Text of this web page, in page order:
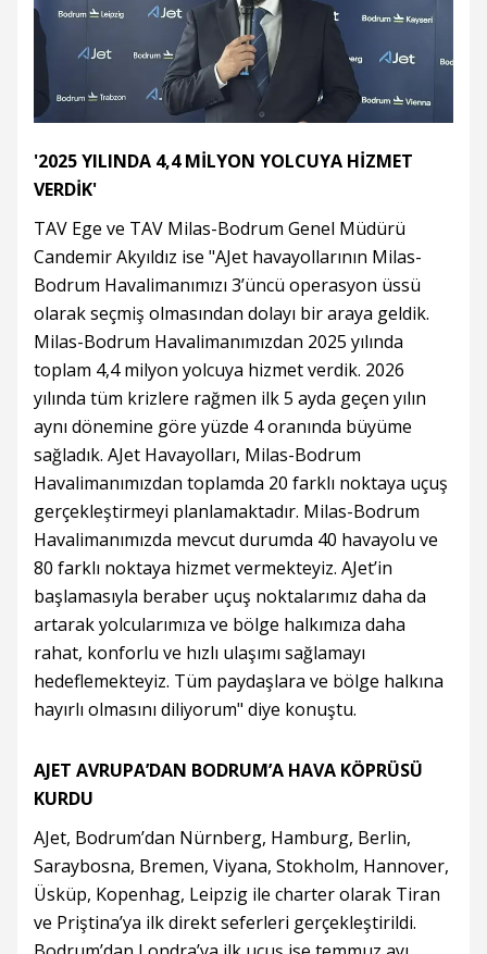
'2025 YILINDA 4,4 MİLYON YOLCUYA HİZMET
VERDİK'
TAV Ege ve TAV Milas-Bodrum Genel Müdürü
Candemir Akyıldız ise "AJet havayollarının Milas-
Bodrum Havalimanımızı 3’üncü operasyon üssü
olarak seçmiş olmasından dolayı bir araya geldik.
Milas-Bodrum Havalimanımızdan 2025 yılında
toplam 4,4 milyon yolcuya hizmet verdik. 2026
yılında tüm krizlere rağmen ilk 5 ayda geçen yılın
aynı dönemine göre yüzde 4 oranında büyüme
sağladık. AJet Havayolları, Milas-Bodrum
Havalimanımızdan toplamda 20 farklı noktaya uçuş
gerçekleştirmeyi planlamaktadır. Milas-Bodrum
Havalimanımızda mevcut durumda 40 havayolu ve
80 farklı noktaya hizmet vermekteyiz. AJet’in
başlamasıyla beraber uçuş noktalarımız daha da
artarak yolcularımıza ve bölge halkımıza daha
rahat, konforlu ve hızlı ulaşımı sağlamayı
hedeflemekteyiz. Tüm paydaşlara ve bölge halkına
hayırlı olmasını diliyorum" diye konuştu.
AJET AVRUPA’DAN BODRUM’A HAVA KÖPRÜSÜ
KURDU
AJet, Bodrum’dan Nürnberg, Hamburg, Berlin,
Saraybosna, Bremen, Viyana, Stokholm, Hannover,
Üsküp, Kopenhag, Leipzig ile charter olarak Tiran
ve Priştina’ya ilk direkt seferleri gerçekleştirildi.